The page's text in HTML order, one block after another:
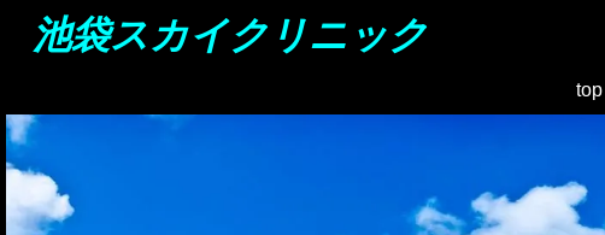
池袋スカイクリニック
top